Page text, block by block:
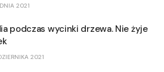
2021
podczas wycinki drzewa. Nie żyje
2021